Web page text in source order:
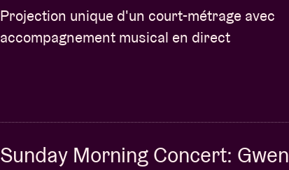
Projection unique d'un court-métrage avec
accompagnement musical en direct
Sunday Morning Concert: Gwen